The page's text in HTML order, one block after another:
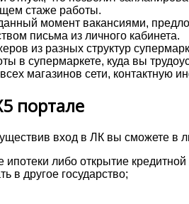
стаже работы.
момент вакансиями,
письма из личного кабинета.
из разных структур
в супермаркете, куда вы
магазинов сети, контактную
портале
вход в ЛК вы сможете в
либо открытие кредитной
в другое государство;